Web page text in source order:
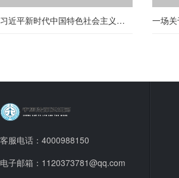
习近平新时代中国特色社会主义思想三十讲——第二十三讲
客服电话：4000988150
电子邮箱：1120373781@qq.com